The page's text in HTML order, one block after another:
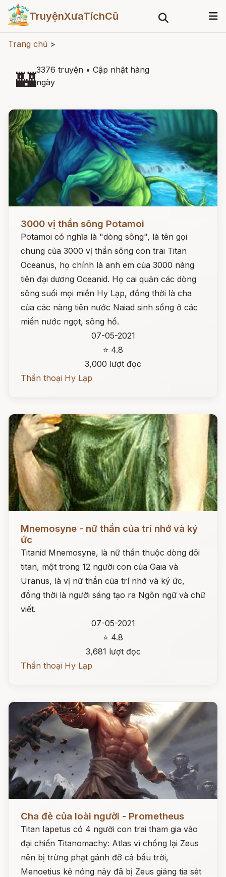
TruyệnXưaTíchCũ
Trang chủ >
🏰3376 truyện • Cập nhật hàng
ngày
3000 vị thần sông Potamoi
Potamoi có nghĩa là "dòng sông", là tên gọi
chung của 3000 vị thần sông con trai Titan
Oceanus, họ chính là anh em của 3000 nàng
tiên đại dương Oceanid. Họ cai quản các dòng
sông suối mọi miền Hy Lạp, đồng thời là cha
của các nàng tiên nước Naiad sinh sống ở các
miền nước ngọt, sông hồ.
07-05-2021
⭐ 4.8
3,000 lượt đọc
Thần thoại Hy Lạp
Mnemosyne - nữ thần của trí nhớ và ký
ức
Titanid Mnemosyne, là nữ thần thuộc dòng dõi
titan, một trong 12 người con của Gaia và
Uranus, là vị nữ thần của trí nhớ và ký ức,
đồng thời là người sáng tạo ra Ngôn ngữ và chữ
viết.
07-05-2021
⭐ 4.8
3,681 lượt đọc
Thần thoại Hy Lạp
Cha đẻ của loài người - Prometheus
Titan Iapetus có 4 người con trai tham gia vào
đại chiến Titanomachy: Atlas vì chống lại Zeus
nên bị trừng phạt gánh đỡ cả bầu trời,
Menoetius kẻ nóng nảy đã bị Zeus giáng tia sét